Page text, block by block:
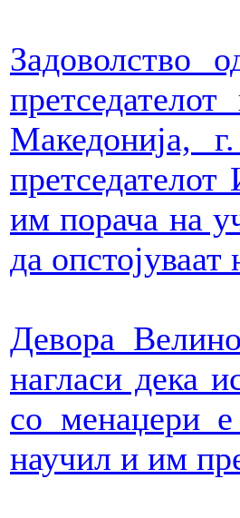
Задоволство
Македонија,
им порача на
да
Девора
нагласи дека
со менаџери
научил и им